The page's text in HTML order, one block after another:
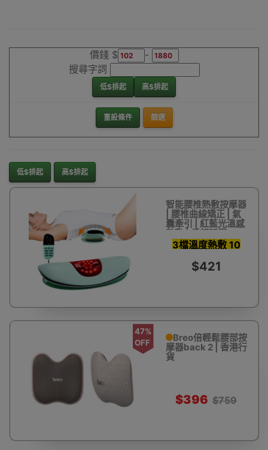
價錢 $
-
搜尋字詞
低$排起 高$排起
重設條件 篩選
低$排起 高$排起
智能腰椎熱敷按摩器
| 腰椎曲線矯正 | 氣
囊牽引 | 紅藍光溫感
熱敷 | 低頻脈衝EMS
按摩
3檔溫度熱敷 10
檔脈衝力度
$421
47%
OFF
Breo倍輕鬆腰部按
摩器back 2 | 香港行
貨
$396 $759